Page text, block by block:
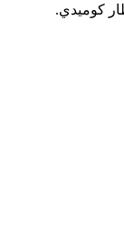
كوميدي.